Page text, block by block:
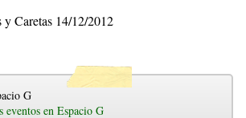
Caretas 14/12/2012
G
eventos en Espacio G